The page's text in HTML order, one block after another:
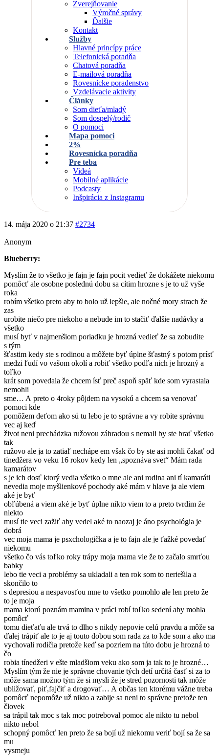
Zverejňovanie
Výročné správy
Ďalšie
Kontakt
Služby
Hlavné princípy práce
Telefonická poradňa
Chatová poradňa
E-mailová poradňa
Rovesnícke poradenstvo
Vzdelávacie aktivity
Články
Som dieťa/mladý
Som dospelý/rodič
O pomoci
Mapa pomoci
2%
Rovesnícka poradňa
Pre teba
Videá
Mobilné aplikácie
Podcasty
Inšpirácia z Instagramu
14. mája 2020 o 21:37 #2734
Anonym
Blueberry:
Myslím že to všetko je fajn je fajn pocit vedieť že dokážete niekomu
pomôcť ale osobne poslednú dobu sa cítim hrozne s je to už vyše
roka
robím všetko preto aby to bolo už lepšie, ale nočné mory strach že
zas
urobite niečo pre niekoho a nebude im to stačiť ďalšie nadávky a
všetko
musí byť v najmenšiom poriadku je hrozná vedieť že sa zobudite
s tým
šťastim kedy ste s rodinou a môžete byť úplne šťastný s potom prísť
medzi ľudí vo vašom okolí a robiť všetko podľa nich je hrozný a
toľko
krát som povedala že chcem ísť preč aspoň späť kde som vyrastala
nemohli
sme… A preto o 4roky pôjdem na vysokú a chcem sa venovať
pomoci kde
pomôžem deťom ako sú tu lebo je to správne a vy robite správnu
vec aj keď
život neni prechádzka ružovou záhradou s nemali by ste brať všetko
tak
ružovo ale ja to zatiaľ nechápe em však čo by ste asi mohli čakať od
tínedžera vo veku 16 rokov kedy len „spoznáva svet“ Mám rada
kamarátov
s je ich dosť ktorý vedia všetko o mne ale ani rodina ani tí kamaráti
nevedia moje myšlienkové pochody aké mám v hlave ja ale viem
aké je byť
obľúbená a viem aké je byť úplne nikto viem to a preto tvrdim že
niekto
musí tie veci zažiť aby vedel aké to naozaj je áno psychológia je
dobrá
vec moja mama je psxchologička a je to fajn ale je ťažké povedať
niekomu
všetko čo vás toľko roky trápy moja mama vie že to začalo smrťou
babky
lebo tie veci a problémy sa ukladali a ten rok som to neriešila a
skončilo to
s depresiou a nespavosťou mne to všetko pomohlo ale len preto že
to je moja
mama ktorú poznám mamina v práci robí toľko sedení aby mohla
pomôcť
tomu dieťaťu ale trvá to dlho s nikdy nepovie celú pravdu a môže sa
ďalej trápiť ale to je aj touto dobou som rada za to kde som a ako ma
vychovali rodičia pretože keď sa pozriem na túto dobu je hrozná to
čo
robia tínedžeri v ešte mladšiom veku ako som ja tak to je hrozné…
Myslím tým že nie je správne chovanie tých detí určitá časť si za to
môže sama možno tým že si mysli že je stred pozornosti tak môže
ubližovať, piť,fajčiť a drogovať… A občas ten ktorému vážne treba
pomôcť nepomôže už nikto a zabije sa neni to správne pretože ten
človek
sa trápil tak moc s tak moc potreboval pomoc ale nikto tu nebol
nikto nebol
schopný pomôcť len preto že sa bojí už niekomu veriť bojí sa že sa
mu
vysmeju